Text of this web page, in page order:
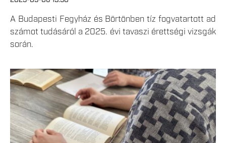
A Budapesti Fegyház és Börtönben tíz fogvatartott ad
számot tudásáról a 2025. évi tavaszi érettségi vizsgák
során.